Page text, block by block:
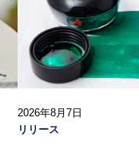
2026年8月7日
リリース